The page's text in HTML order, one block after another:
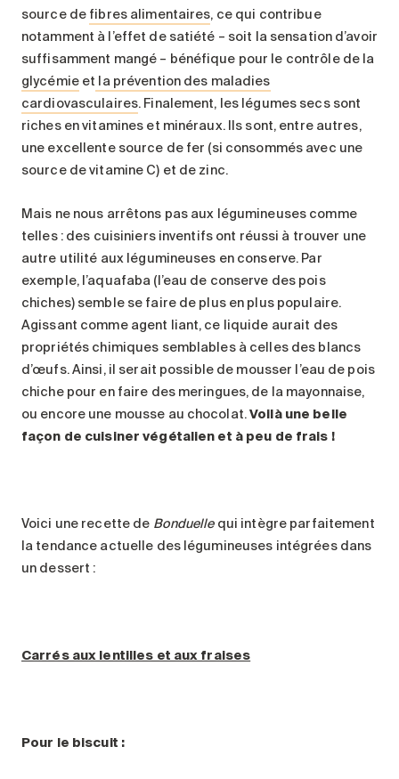
source de fibres alimentaires, ce qui contribue
notamment à l’effet de satiété – soit la sensation d’avoir
suffisamment mangé – bénéfique pour le contrôle de la
glycémieet la prévention des maladies
cardiovasculaires. Finalement, les légumes secs sont
riches en vitamines et minéraux. Ils sont, entre autres,
une excellente source de fer (si consommés avec une
source de vitamine C) et de zinc.
Mais ne nous arrêtons pas aux légumineuses comme
telles : des cuisiniers inventifs ont réussi à trouver une
autre utilité aux légumineuses en conserve. Par
exemple, l’aquafaba (l’eau de conserve des pois
chiches) semble se faire de plus en plus populaire.
Agissant comme agent liant, ce liquide aurait des
propriétés chimiques semblables à celles des blancs
d’œufs. Ainsi, il serait possible de mousser l’eau de pois
chiche pour en faire des meringues, de la mayonnaise,
ou encore une mousse au chocolat.Voilà une belle
façon de cuisiner végétalien et à peu de frais !
Voici une recette de Bonduellequi intègre parfaitement
la tendance actuelle des légumineuses intégrées dans
un dessert :
Carrés aux lentilles et aux fraises
Pour le biscuit :